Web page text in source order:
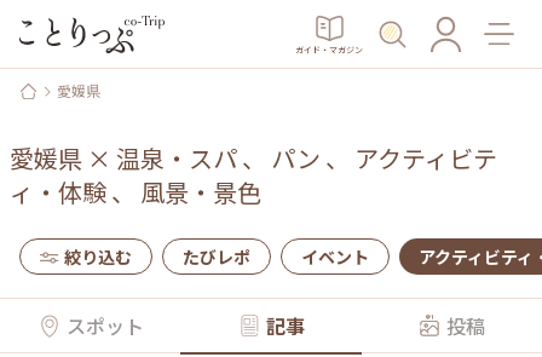
ガイド・マガジン
愛媛県
愛媛県 × 温泉・スパ、 パン 、 アクティビテ
ィ・体験、 風景・景色
絞り込む たびレポ イベント アクティビティ
スポット 記事 投稿